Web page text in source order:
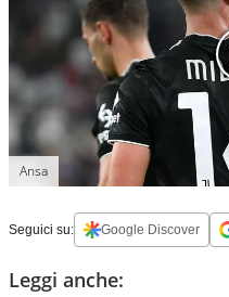
Ansa
Seguici su: Google Discover
Leggi anche: